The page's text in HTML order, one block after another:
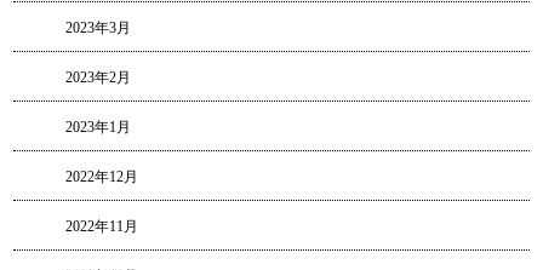
2023年3月
2023年2月
2023年1月
2022年12月
2022年11月